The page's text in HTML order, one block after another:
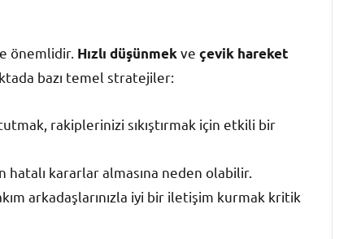
önemlidir. Hızlı düşünmekve çevik hareket
bazı temel stratejiler:
rakiplerinizi sıkıştırmak için etkili bir
hatalı kararlar almasına neden olabilir.
arkadaşlarınızla iyi bir iletişim kurmak kritik